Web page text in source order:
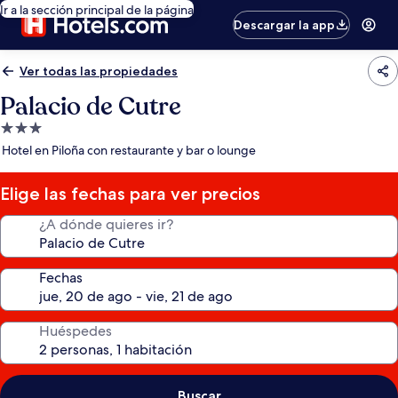
Ir a la sección principal de la página
Descargar la app
Ver todas las propiedades
Palacio de Cutre
Propiedad
de
estrellas
Hotel en Piloña con restaurante y bar o lounge
Elige las fechas para ver precios
¿A dónde quieres ir?
Fechas
Huéspedes